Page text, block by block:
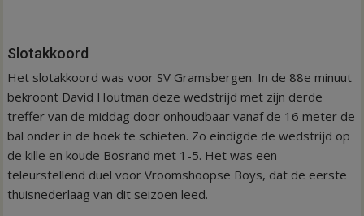
Slotakkoord
Het slotakkoord was voor SV Gramsbergen. In de 88e minuut
bekroont David Houtman deze wedstrijd met zijn derde
treffer van de middag door onhoudbaar vanaf de 16 meter de
bal onder in de hoek te schieten. Zo eindigde de wedstrijd op
de kille en koude Bosrand met 1-5. Het was een
teleurstellend duel voor Vroomshoopse Boys, dat de eerste
thuisnederlaag van dit seizoen leed.